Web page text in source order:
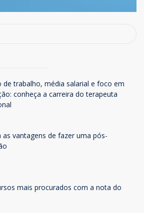
de trabalho, média salarial e foco em
conheça a carreira do terapeuta
as vantagens de fazer uma pós-
mais procurados com a nota do